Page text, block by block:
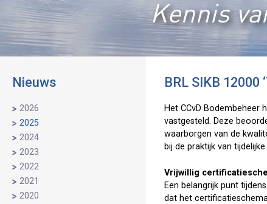
Kennis
Nieuws
2026
2025
2024
2023
2022
2021
2020
BRL SIKB
Het CCvD Bodembeheer
vastgesteld. Deze
waarborgen van de
bij de praktijk van
Vrijwillig
Een belangrijk punt
dat het